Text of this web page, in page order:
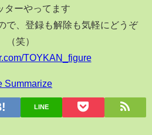
ターやってます
で、登録も解除も気軽にどうぞ
（笑）
TOYKAN_figure
Summarize
LINE